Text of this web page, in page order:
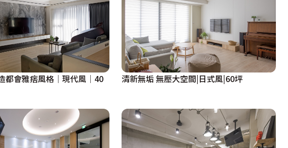
都會雅痞風格│現代風│40
清新無垢 無壓大空間|日式風|60坪